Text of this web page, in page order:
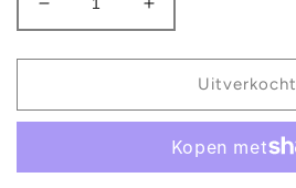
Aantal
verlagen
voor
Pet
-
Notenkraker
Aantal
verhogen
voor
Happy
Pet
-
Notenkraker
Uitverkocht